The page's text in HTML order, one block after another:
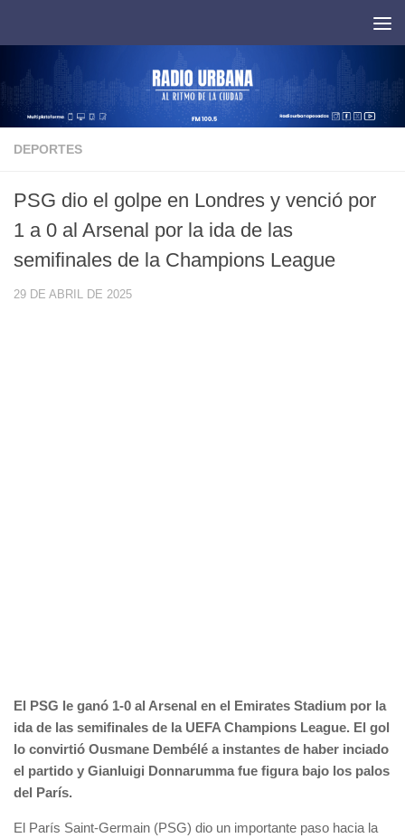
DEPORTES
PSG dio el golpe en Londres y venció por
1 a 0 al Arsenal por la ida de las
semifinales de la Champions League
29 DE ABRIL DE 2025
El PSG le ganó 1-0 al Arsenal en el Emirates Stadium por la
ida de las semifinales de la UEFA Champions League. El gol
lo convirtió Ousmane Dembélé a instantes de haber inciado
el partido y Gianluigi Donnarumma fue figura bajo los palos
del París.
El París Saint-Germain (PSG) dio un importante paso hacia la